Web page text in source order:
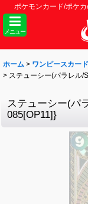
ポケモンカード/ポケ
メニュー
ホーム > ワンピースカード
> ステューシー(パラレル/
ステューシー(パ
085[OP11]}